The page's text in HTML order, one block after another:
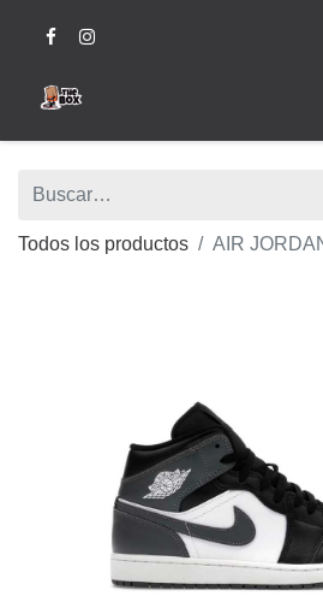
Todos los productos AIR